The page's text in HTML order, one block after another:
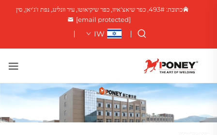
כתובת: 493#, כפר שיאצ'איוו, כפר שיקיאוטו, עיר וונלינג, נפת ז'ג'יאן, סין
[email protected]
IW